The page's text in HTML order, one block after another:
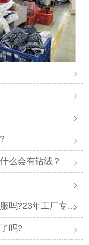
么会有钻绒？
年工厂专业解答
吗?